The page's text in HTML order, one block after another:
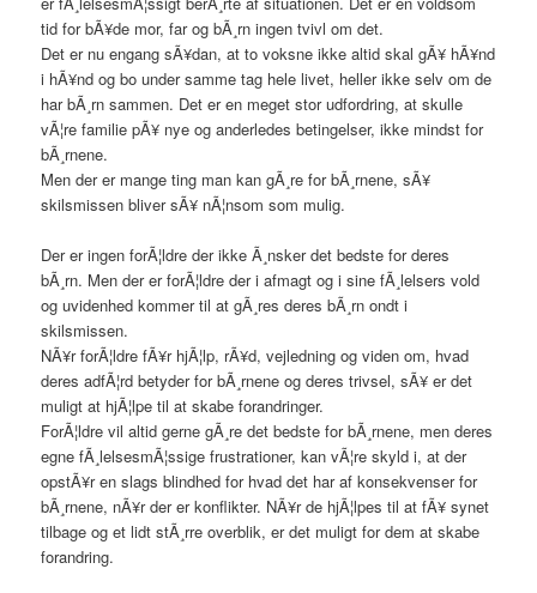
tid for bÃ¥de mor, far og bÃ¸rn ingen tvivl om det.
Det er nu engang sÃ¥dan, at to voksne ikke altid skal gÃ¥ hÃ¥nd
i hÃ¥nd og bo under samme tag hele livet, heller ikke selv om de
har bÃ¸rn sammen. Det er en meget stor udfordring, at skulle
vÃ¦re familie pÃ¥ nye og anderledes betingelser, ikke mindst for
bÃ¸rnene.
Men der er mange ting man kan gÃ¸re for bÃ¸rnene, sÃ¥
skilsmissen bliver sÃ¥ nÃ¦nsom som mulig.
Der er ingen forÃ¦ldre der ikke Ã¸nsker det bedste for deres
bÃ¸rn. Men der er forÃ¦ldre der i afmagt og i sine fÃ¸lelsers vold
og uvidenhed kommer til at gÃ¸res deres bÃ¸rn ondt i
skilsmissen.
NÃ¥r forÃ¦ldre fÃ¥r hjÃ¦lp, rÃ¥d, vejledning og viden om, hvad
deres adfÃ¦rd betyder for bÃ¸rnene og deres trivsel, sÃ¥ er det
muligt at hjÃ¦lpe til at skabe forandringer.
ForÃ¦ldre vil altid gerne gÃ¸re det bedste for bÃ¸rnene, men deres
egne fÃ¸lelsesmÃ¦ssige frustrationer, kan vÃ¦re skyld i, at der
opstÃ¥r en slags blindhed for hvad det har af konsekvenser for
bÃ¸rnene, nÃ¥r der er konflikter. NÃ¥r de hjÃ¦lpes til at fÃ¥ synet
tilbage og et lidt stÃ¸rre overblik, er det muligt for dem at skabe
forandring.